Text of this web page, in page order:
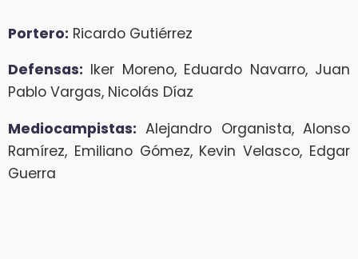
Portero: Ricardo Gutiérrez
Defensas: Iker Moreno, Eduardo Navarro, Juan
Pablo Vargas, Nicolás Díaz
Mediocampistas: Alejandro Organista, Alonso
Ramírez, Emiliano Gómez, Kevin Velasco, Edgar
Guerra